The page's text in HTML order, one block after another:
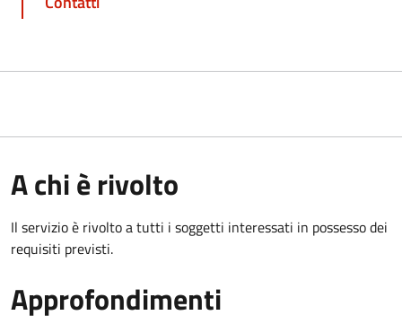
A chi è rivolto
Il servizio è rivolto a tutti i soggetti interessati in possesso dei
requisiti previsti.
Approfondimenti